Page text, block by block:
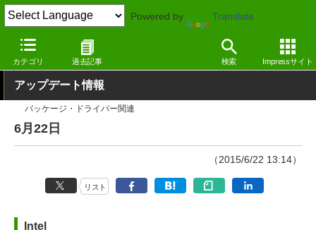
Powered by Translate
カテゴリ 過去記事 検索 Impressサイト
窓の杜 その他の話題 アップデート
アップデート情報
パッケージ・ドライバー関連
6月22日
（2015/6/22 13:14）
リスト
Intel